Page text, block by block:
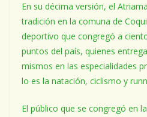
En su décima versión, el
tradición en la comuna de
deportivo que congregó a
puntos del país, quienes
mismos en las especialidades
lo es la natación, ciclismo y
El público que se congregó en